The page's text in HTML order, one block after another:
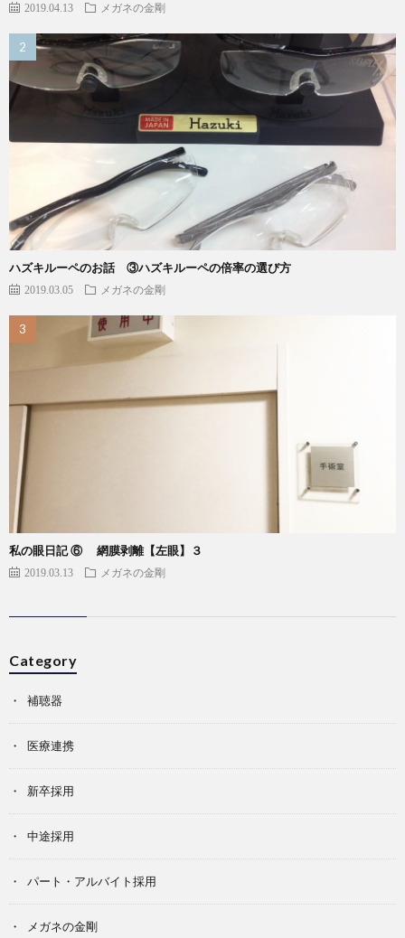
2019.04.13 メガネの金剛
ハズキルーペのお話 ③ハズキルーペの倍率の選び方
2019.03.05 メガネの金剛
私の眼日記 ⑥ 網膜剥離【左眼】３
2019.03.13 メガネの金剛
Category
補聴器
医療連携
新卒採用
中途採用
パート・アルバイト採用
メガネの金剛